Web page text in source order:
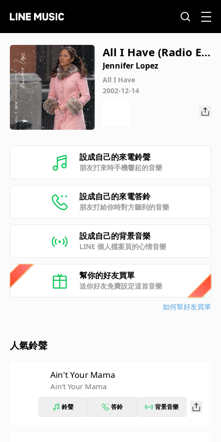
All I Have (Radio Ed
it)
Jennifer Lopez
All I Have
2002-12-14
設成自己的來電鈴聲
朋友打來時手機響起的音樂
設成自己的來電答鈴
朋友打給你時對方聽到的音樂
設成自己的背景音樂
LINE 個人檔案頁的心情音樂
幫你的好友買單
送你好友免費設定這首音樂
如何幫好友買單
人氣鈴聲
Ain't Your Mama
Ain't Your Mama
鈴聲 答鈴 背景音樂